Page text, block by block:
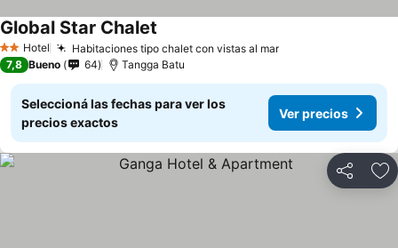
2 Estrellas
Hotel Habitaciones tipo chalet con vistas al mar
Global Star Chalet
7,8 Bueno 64 Tangga Batu
Seleccioná las fechas para ver los
precios exactos
Ver precios
Compartir